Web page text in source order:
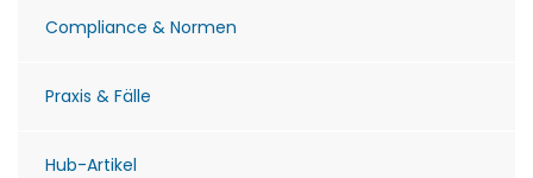
Compliance & Normen
Praxis & Fälle
Hub-Artikel